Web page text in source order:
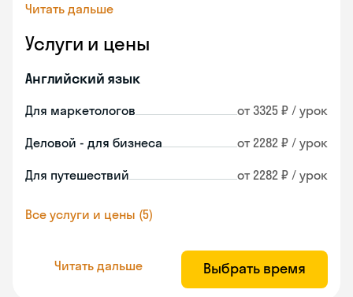
Читать дальше
Услуги и цены
Английский язык
Для маркетологов от 3325 ₽ / урок
Деловой - для бизнеса от 2282 ₽ / урок
Для путешествий от 2282 ₽ / урок
Все услуги и цены (5)
Читать дальше Выбрать время